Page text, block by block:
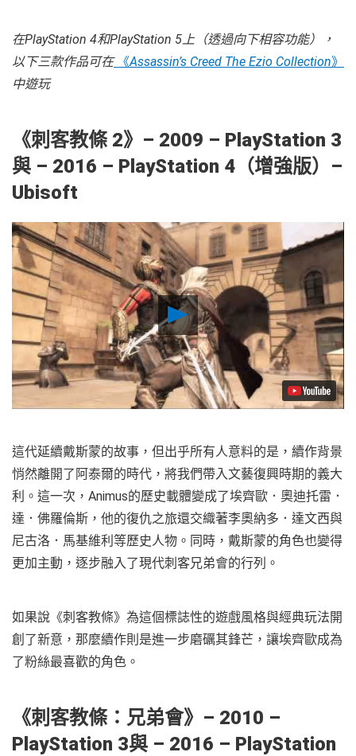
在PlayStation 4和PlayStation 5上（透過向下相容功能），
以下三款作品可在
《Assassin’s Creed The Ezio Collection》
中遊玩
《刺客教條 2》 – 2009 – PlayStation 3
與 – 2016 – PlayStation 4（增強版）–
Ubisoft
Play
Video
這代延續戴斯蒙的故事，但出乎所有人意料的是，續作背景
悄然離開了阿泰爾的時代，將我們帶入文藝復興時期的義大
利。這一次，Animus的歷史載體變成了埃齊歐．奧迪托雷．
達．佛羅倫斯，他的復仇之旅還交織著李奧納多．達文西與
尼古洛．馬基維利等歷史人物。同時，戴斯蒙的角色也變得
更加主動，逐步融入了現代刺客兄弟會的行列。
如果說《刺客教條》為這個標誌性的遊戲風格與經典玩法開
創了新意，那麼續作則是進一步磨礪其鋒芒，讓埃齊歐成為
了粉絲最喜歡的角色。
《刺客教條：兄弟會》 – 2010 –
PlayStation 3與 – 2016 – PlayStation